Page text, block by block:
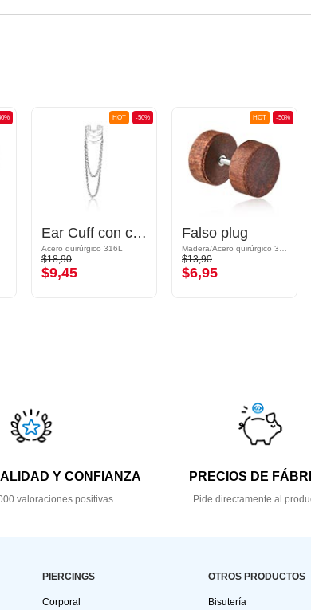
-50%
HOT
Ear Cuff con cadenas
Acero quirúrgico 316L
$18,90
$9,45
-50%
HOT
Falso plug
$13,90
$6,95
Y CONFIANZA
valoraciones positivas
PRECIOS DE
Pide directamente al
PIERCINGS
Corporal
OTROS PRODUCTOS
Bisutería